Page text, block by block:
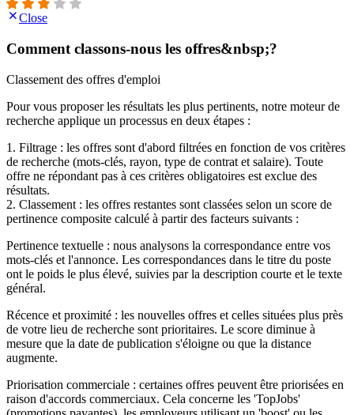
Close
Comment classons-nous les offres&nbsp;?
Classement des offres d'emploi
Pour vous proposer les résultats les plus pertinents, notre moteur de
recherche applique un processus en deux étapes :
1. Filtrage : les offres sont d'abord filtrées en fonction de vos critères
de recherche (mots-clés, rayon, type de contrat et salaire). Toute
offre ne répondant pas à ces critères obligatoires est exclue des
résultats.
2. Classement : les offres restantes sont classées selon un score de
pertinence composite calculé à partir des facteurs suivants :
Pertinence textuelle : nous analysons la correspondance entre vos
mots-clés et l'annonce. Les correspondances dans le titre du poste
ont le poids le plus élevé, suivies par la description courte et le texte
général.
Récence et proximité : les nouvelles offres et celles situées plus près
de votre lieu de recherche sont prioritaires. Le score diminue à
mesure que la date de publication s'éloigne ou que la distance
augmente.
Priorisation commerciale : certaines offres peuvent être priorisées en
raison d'accords commerciaux. Cela concerne les 'TopJobs'